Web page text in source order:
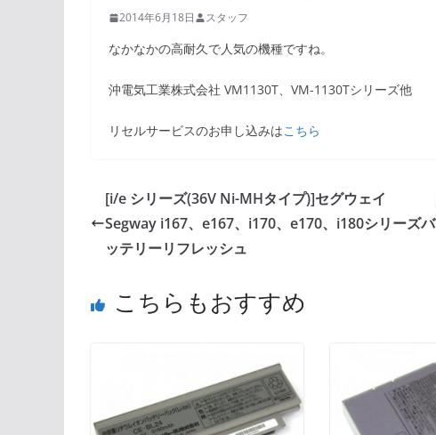
2014年6月18日 スタッフ
なかなかの高耐久で人気の機種ですね。
沖電気工業株式会社 VM1130T、VM-1130Tシリーズ他
リセルサービスのお申し込みはこちら
[i/e シリーズ(36V Ni-MHタイプ)]セグウェイ
Segway i167、e167、i170、e170、i180シリーズバ
ッテリーリフレッシュ
こちらもおすすめ